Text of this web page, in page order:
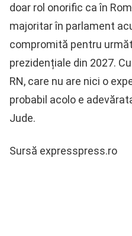
doar rol onorific ca în
majoritar în parlament
compromită pentru
prezidențiale din 2027.
RN, care nu are nici o
probabil acolo e
Jude.
Sursă expresspress.ro